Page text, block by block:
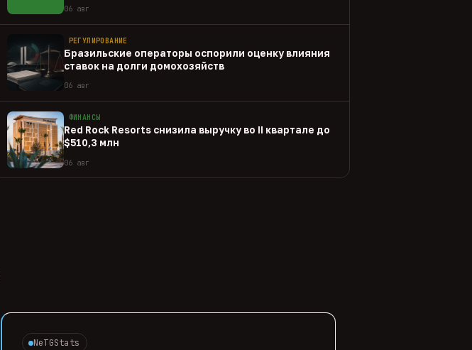
06 авг
РЕГУЛИРОВАНИЕ
Бразильские операторы оспорили оценку влияния
ставок на долги домохозяйств
06 авг
ФИНАНСЫ
Red Rock Resorts снизила выручку во II квартале до
$510,3 млн
06 авг
NeTGStats